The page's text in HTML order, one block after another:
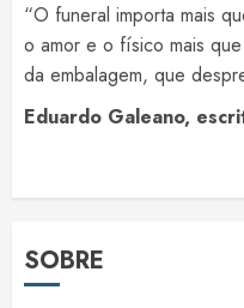
“O funeral importa mais
o amor e o físico mais
da embalagem, que
Eduardo Galeano,
SOBRE